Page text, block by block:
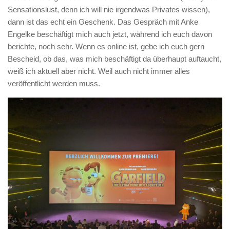
Sensationslust, denn ich will nie irgendwas Privates wissen),
dann ist das echt ein Geschenk. Das Gespräch mit Anke
Engelke beschäftigt mich auch jetzt, während ich euch davon
berichte, noch sehr. Wenn es online ist, gebe ich euch gern
Bescheid, ob das, was mich beschäftigt da überhaupt auftaucht,
weiß ich aktuell aber nicht. Weil auch nicht immer alles
veröffentlicht werden muss.